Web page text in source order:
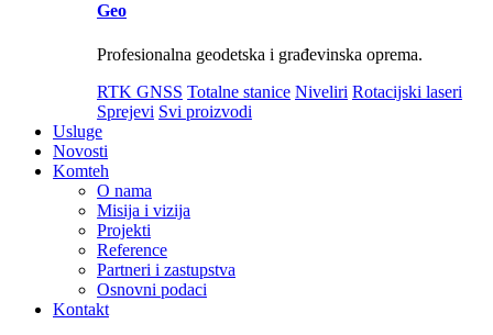
Geo
Profesionalna geodetska i građevinska oprema.
RTK GNSS Totalne stanice Niveliri Rotacijski laseri
Sprejevi Svi proizvodi
Usluge
Novosti
Komteh
O nama
Misija i vizija
Projekti
Reference
Partneri i zastupstva
Osnovni podaci
Kontakt